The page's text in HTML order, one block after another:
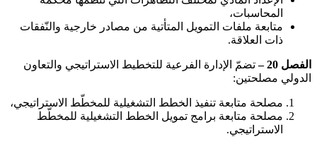
المحاسبات،
متابعة ملفات التمويل المتأتية من مصادر خارجية والنّفقات
ذات العلاقة.
الفصل 20 –
تضمّ الإدارة الفرعية للتخطيط الاستراتيجي والتعاون
الدولي مصلحتين:
مصلحة متابعة تنفيذ الخطط التشغيلية للمخطّط الاستراتيجي،
مصلحة متابعة برامج تمويل الخطط التشغيلية للمخطّط
الاستراتيجي.